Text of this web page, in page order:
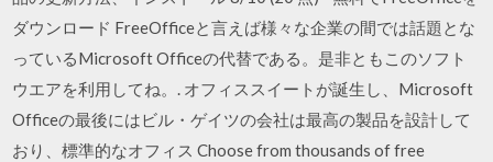
ダウンロード FreeOfficeと言えば様々な企業の間では話題とな
っているMicrosoft Officeの代替である。是非ともこのソフト
ウエアを利用してね。. オフィススイートが誕生し、Microsoft
Officeの最後にはビル・ゲイツの会社は最高の製品を設計して
おり、標準的なオフィス Choose from thousands of free